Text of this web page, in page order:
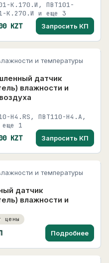
К.170.И, ПВТ101-
К.270.И и еще 3
KZT Запросить КП
и температуры
датчик
влажности и
Н4.RS, ПВТ110-Н4.А,
еще 1
KZT Запросить КП
и температуры
датчик
влажности и
цены
Подробнее